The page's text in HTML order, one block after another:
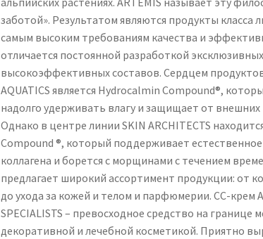
заботой». Результатом являются продукты класса
самым высоким требованиям качества и
отличается постоянной разработкой
высокоэффективных составов. Сердцем
AQUATICS является Hydrocalmin Compound®,
надолго удерживать влагу и защищает от внешних
Однако в центре линии SKIN ARCHITECTS
Compound ®, который поддерживает
коллагена и борется с морщинами с течением
предлагает широкий ассортимент продукции: от
до ухода за кожей и телом и парфюмерии. CC-крем
SPECIALISTS – превосходное средство на границе
декоративной и лечебной косметикой. Приятно